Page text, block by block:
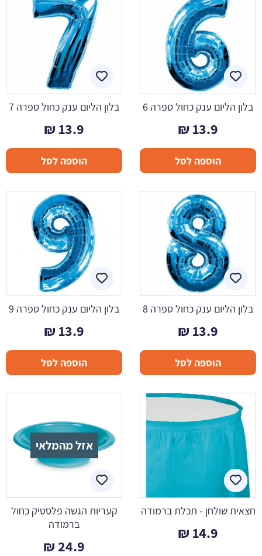
בלון הליום ענק כחול ספרה 6
13.9
₪
הוספה לסל
בלון הליום ענק כחול ספרה 7
13.9
₪
הוספה לסל
בלון הליום ענק כחול ספרה 8
13.9
₪
הוספה לסל
בלון הליום ענק כחול ספרה 9
13.9
₪
הוספה לסל
חצאית שולחן - תכלת ברמודה
14.9
₪
אזל מהמלאי
קעריות הגשה פלסטיק כחול
ברמודה
24.9
₪